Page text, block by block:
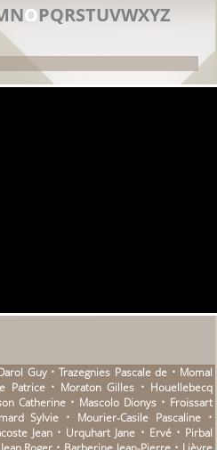
NOPQRSTUVWXYZ
Guy • Trazegnies Pascale de • Momal
Patrice • Moraton Gilles • Houellebecq
Catherine • Mascolo Dionys • Froissart
Sylvie • Mourier-Casile Pascaline •
Jean • Urquhart Jane • Ervé • Pirbal